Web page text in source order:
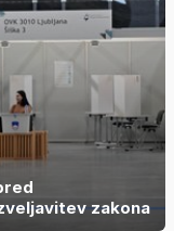
zakona